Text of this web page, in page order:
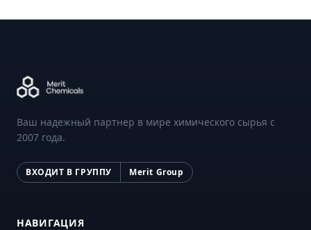
Ваш надежный партнер в мире химического сырья с
2007 года.
ВХОДИТ В ГРУППУ Merit Group
НАВИГАЦИЯ